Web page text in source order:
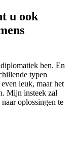
u ook
ben. En
typen
leuk, maar het
Mijn insteek zal
oplossingen te